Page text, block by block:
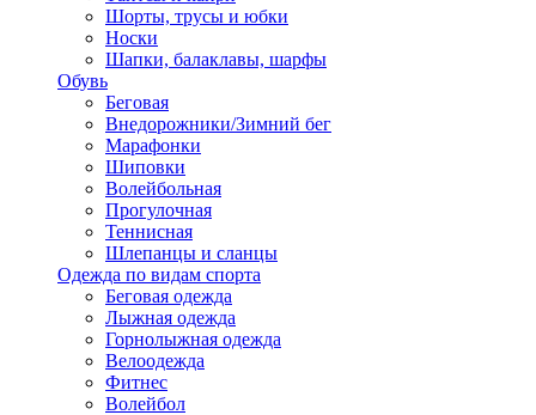
Шорты, трусы и юбки
Носки
Шапки, балаклавы, шарфы
Обувь
Беговая
Внедорожники/Зимний бег
Марафонки
Шиповки
Волейбольная
Прогулочная
Теннисная
Шлепанцы и сланцы
Одежда по видам спорта
Беговая одежда
Лыжная одежда
Горнолыжная одежда
Велоодежда
Фитнес
Волейбол